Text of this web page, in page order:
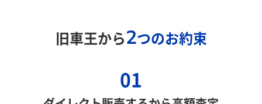
旧車王から2つのお約束
01